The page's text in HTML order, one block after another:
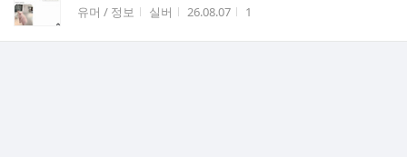
게시판명
유머 / 정보 작성자
실버 작성시간
26.08.07 조회수
1